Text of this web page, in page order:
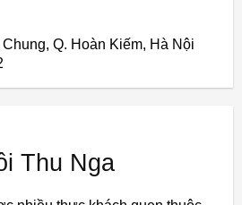
Q. Hoàn Kiếm, Hà Nội
Thu Nga